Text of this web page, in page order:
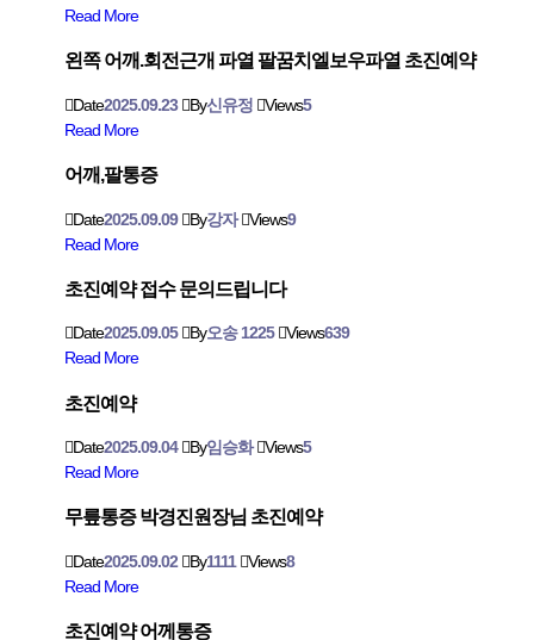
Read More
왼쪽 어깨.회전근개 파열 팔꿈치엘보우파열 초진예약
Date2025.09.23 By신유정 Views5
Read More
어깨,팔통증
Date2025.09.09 By강자 Views9
Read More
초진예약 접수 문의드립니다
Date2025.09.05 By오송 1225 Views639
Read More
초진예약
Date2025.09.04 By임승화 Views5
Read More
무릎통증 박경진원장님 초진예약
Date2025.09.02 By1111 Views8
Read More
초진예약 어께통증